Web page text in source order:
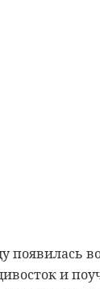
появилась
и